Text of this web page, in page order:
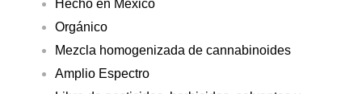
Hecho en México
Orgánico
Mezcla homogenizada de cannabinoides
Amplio Espectro